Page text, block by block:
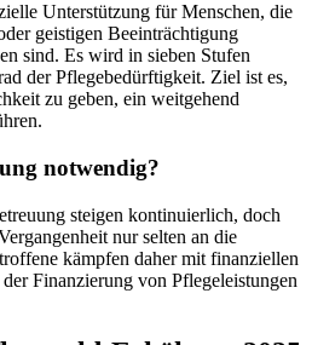
Unterstützung für Menschen, die
geistigen Beeinträchtigung
sind. Es wird in sieben Stufen
der Pflegebedürftigkeit. Ziel ist es,
zu geben, ein weitgehend
notwendig?
steigen kontinuierlich, doch
nur selten an die
kämpfen daher mit finanziellen
Finanzierung von Pflegeleistungen